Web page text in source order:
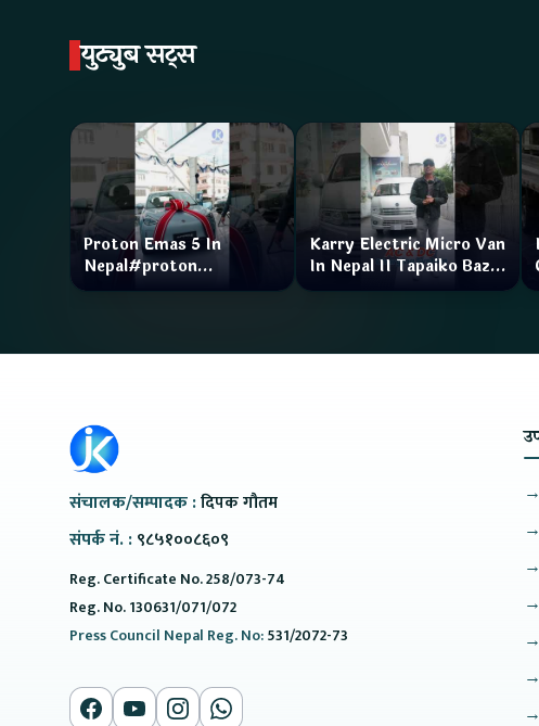
युट्युब सट्स
Proton Emas 5 In
Nepal#proton
#protonemas5#protonnepal#evcarnepal
Karry Electric Micro Van
In Nepal II Tapaiko Bazar
II Jankari Kendra
संचालक/सम्पादक :दिपक गौतम
संपर्क नं. :९८५१००८६०९
Reg. Certificate No. 258/073-74
Reg. No. 130631/071/072
Press Council Nepal Reg. No:531/2072-73
→
→
→
→
→
→
→